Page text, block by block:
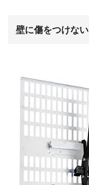
壁に傷をつけない